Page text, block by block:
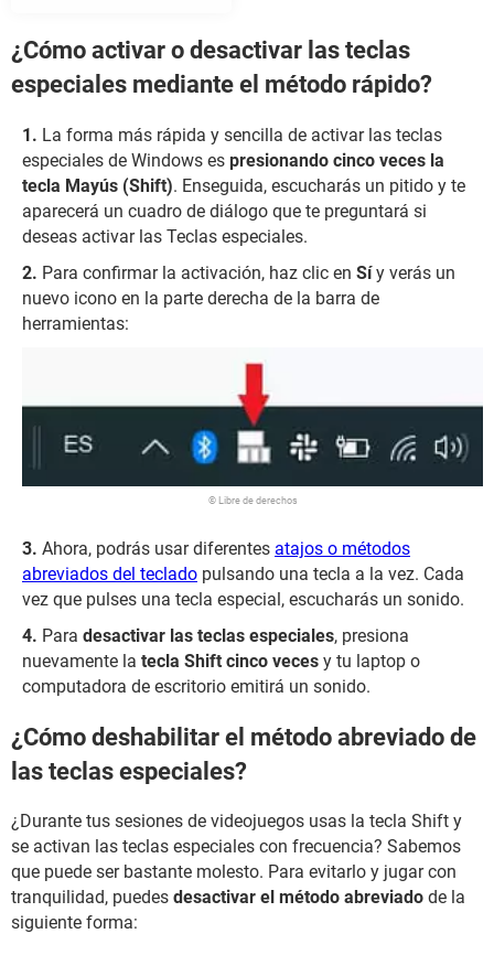
¿Cómo activar o desactivar las teclas
especiales mediante el método rápido?
La forma más rápida y sencilla de activar las teclas
especiales de Windows es presionando cinco veces la
tecla Mayús (Shift). Enseguida, escucharás un pitido y te
aparecerá un cuadro de diálogo que te preguntará si
deseas activar las Teclas especiales.
Para confirmar la activación, haz clic en Síy verás un
nuevo icono en la parte derecha de la barra de
herramientas:
© Libre de derechos
Ahora, podrás usar diferentes atajos o métodos
abreviados del teclado pulsando una tecla a la vez. Cada
vez que pulses una tecla especial, escucharás un sonido.
Para desactivar las teclas especiales, presiona
nuevamente la tecla Shift cinco veces y tu laptop o
computadora de escritorio emitirá un sonido.
¿Cómo deshabilitar el método abreviado de
las teclas especiales?
¿Durante tus sesiones de videojuegos usas la tecla Shift y
se activan las teclas especiales con frecuencia? Sabemos
que puede ser bastante molesto. Para evitarlo y jugar con
tranquilidad, puedes desactivar el método abreviado de la
siguiente forma: